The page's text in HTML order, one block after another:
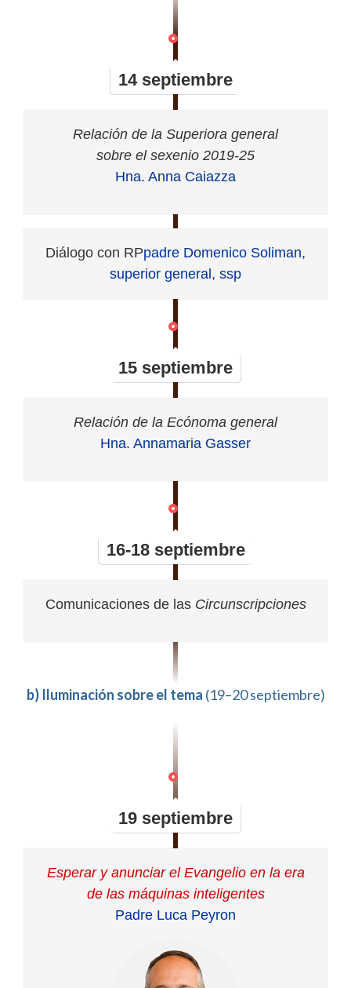
14 septiembre
Relación de la Superiora general
sobre el sexenio 2019-25
Hna. Anna Caiazza
Diálogo con RPpadre Domenico Soliman,
superior general, ssp
15 septiembre
Relación de la Ecónoma general
Hna. Annamaria Gasser
16-18 septiembre
Comunicaciones de las Circunscripciones
b) Iluminación sobre el tema (19–20 septiembre)
19 septiembre
Esperar y anunciar el Evangelio en la era
de las máquinas inteligentes
Padre Luca Peyron